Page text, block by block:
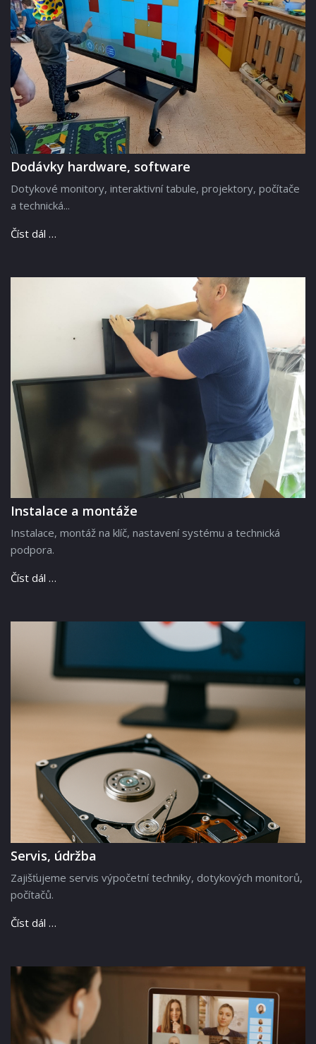
Dodávky hardware, software
Dotykové monitory, interaktivní tabule, projektory, počítače
a technická...
Číst dál …
Instalace a montáže
Instalace, montáž na klíč, nastavení systému a technická
podpora.
Číst dál …
Servis, údržba
Zajišťujeme servis výpočetní techniky, dotykových monitorů,
počítačů.
Číst dál …